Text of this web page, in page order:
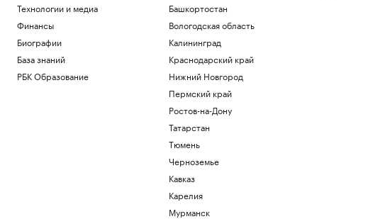
по «делу брокеров» о хищении ₽7 млрд
Финансы
Как изучали Луну: от изобретения
телескопа до высадки. Видео РБК
Общество
Технологии и медиа
Финансы
Биографии
База знаний
РБК Образование
Башкортостан
Вологодская область
Калининград
Краснодарский край
Нижний Новгород
Пермский край
Ростов-на-Дону
Татарстан
Тюмень
Черноземье
Кавказ
Карелия
Мурманск